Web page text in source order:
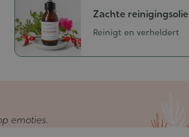
Zachte reinigingsolie
Reinigt en verheldert
emoties.